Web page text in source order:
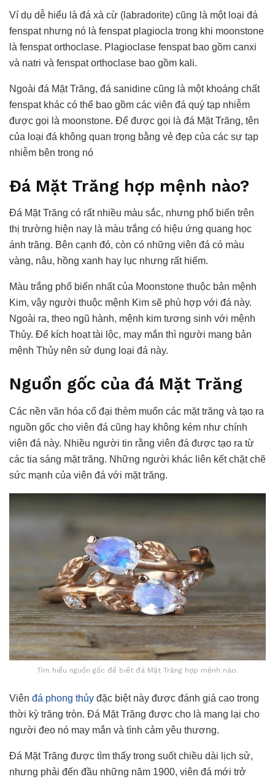
Ví dụ dễ hiểu là đá xà cừ (labradorite) cũng là một loại đá
fenspat nhưng nó là fenspat plagiocla trong khi moonstone
là fenspat orthoclase. Plagioclase fenspat bao gồm canxi
và natri và fenspat orthoclase bao gồm kali.
Ngoài đá Mặt Trăng, đá sanidine cũng là một khoáng chất
fenspat khác có thể bao gồm các viên đá quý tạp nhiễm
được gọi là moonstone. Để được gọi là đá Mặt Trăng, tên
của loại đá không quan trọng bằng vẻ đẹp của các sự tạp
nhiễm bên trong nó
Đá Mặt Trăng hợp mệnh nào?
Đá Mặt Trăng có rất nhiều màu sắc, nhưng phổ biến trên
thị trường hiện nay là màu trắng có hiệu ứng quang học
ánh trăng. Bên cạnh đó, còn có những viên đá có màu
vàng, nâu, hồng xanh hay lục nhưng rất hiếm.
Màu trắng phổ biến nhất của Moonstone thuộc bản mệnh
Kim, vậy người thuộc mệnh Kim sẽ phù hợp với đá này.
Ngoài ra, theo ngũ hành, mệnh kim tương sinh với mệnh
Thủy. Để kích hoạt tài lộc, may mắn thì người mang bản
mệnh Thủy nên sử dụng loại đá này.
Nguồn gốc của đá Mặt Trăng
Các nền văn hóa cổ đại thèm muốn các mặt trăng và tạo ra
nguồn gốc cho viên đá cũng hay không kém như chính
viên đá này. Nhiều người tin rằng viên đá được tạo ra từ
các tia sáng mặt trăng. Những người khác liên kết chặt chẽ
sức mạnh của viên đá với mặt trăng.
Tìm hiểu nguồn gốc để biết đá Mặt Trăng hợp mệnh nào.
Viên đá phong thủy đặc biệt này được đánh giá cao trong
thời kỳ trăng tròn. Đá Mặt Trăng được cho là mang lại cho
người đeo nó may mắn và tình cảm yêu thương.
Đá Mặt Trăng được tìm thấy trong suốt chiều dài lịch sử,
nhưng phải đến đầu những năm 1900, viên đá mới trở